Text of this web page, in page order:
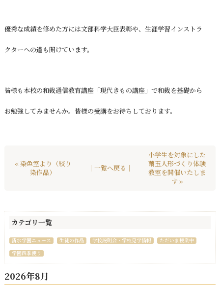
優秀な成績を修めた方には文部科学大臣表彰や、生涯学習インストラ
クターへの道も開けています。
皆様も本校の和裁通信教育講座「現代きもの講座」で和裁を基礎から
お勉強してみませんか。皆様の受講をお待ちしております。
« 染色室より（絞り
染作品）
｜一覧へ戻る｜
小学生を対象にした
繭玉人形づくり体験
教室を開催いたしま
す »
カテゴリ一覧
清水学園ニュース 生徒の作品 学校説明会・学校見学情報
ただいま授業中
学園四季便り
2026年8月